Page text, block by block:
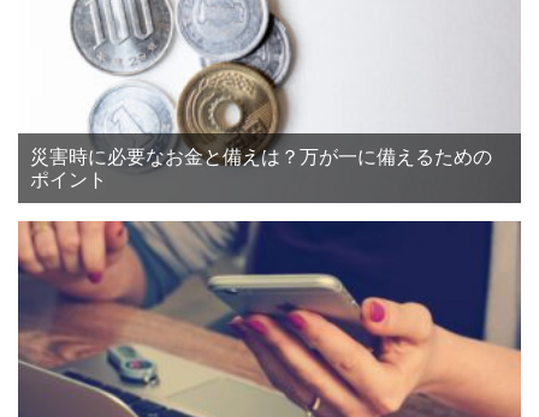
災害時に必要なお金と備えは？万が一に備えるための
ポイント